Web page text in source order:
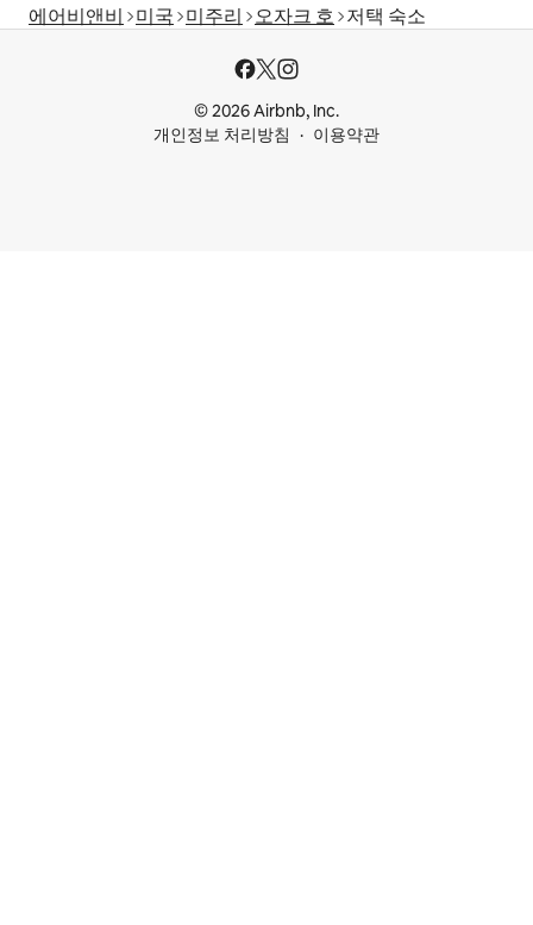
에어비앤비 미국 미주리 오자크 호 저택 숙소
© 2026 Airbnb, Inc.
개인정보 처리방침
이용약관